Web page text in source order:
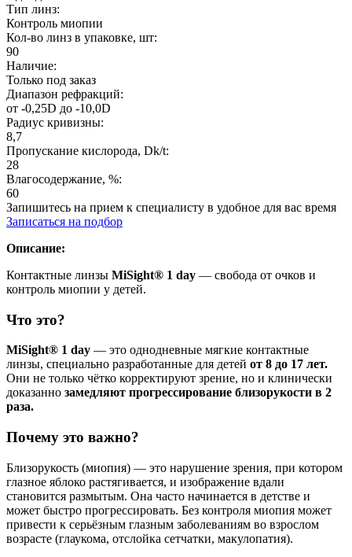
Тип линз:
Контроль миопии
Кол-во линз в упаковке, шт:
90
Наличие:
Только под заказ
Диапазон рефракций:
от -0,25D до -10,0D
Радиус кривизны:
8,7
Пропускание кислорода, Dk/t:
28
Влагосодержание, %:
60
Запишитесь на прием к специалисту в удобное для вас время
Записаться на подбор
Описание:
Контактные линзы MiSight® 1 day — свобода от очков и
контроль миопии у детей.
Что это?
MiSight® 1 day — это однодневные мягкие контактные
линзы, специально разработанные для детей от 8 до 17 лет.
Они не только чётко корректируют зрение, но и клинически
доказанно замедляют прогрессирование близорукости в 2
раза.
Почему это важно?
Близорукость (миопия) — это нарушение зрения, при котором
глазное яблоко растягивается, и изображение вдали
становится размытым. Она часто начинается в детстве и
может быстро прогрессировать. Без контроля миопия может
привести к серьёзным глазным заболеваниям во взрослом
возрасте (глаукома, отслойка сетчатки, макулопатия).